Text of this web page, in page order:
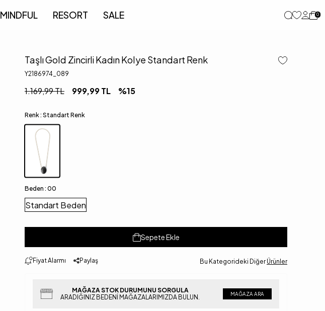
MINDFUL RESORT SALE 0
Taşlı Gold Zincirli Kadın Kolye Standart Renk
Y2186974_089
1.169,99TL 999,99TL %15
Renk : Standart Renk
Beden : 00
Standart Beden
Sepete Ekle
Fiyat Alarmı Paylaş Bu Kategorideki Diğer Ürünler
MAĞAZA STOK DURUMUNU SORGULA
ARADIĞINIZ BEDENI MAĞAZALARIMIZDA BULUN.
MAĞAZA ARA